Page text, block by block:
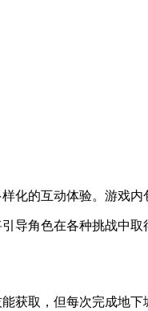
化的互动体验。游戏
导角色在各种挑战中
获取，但每次完成地